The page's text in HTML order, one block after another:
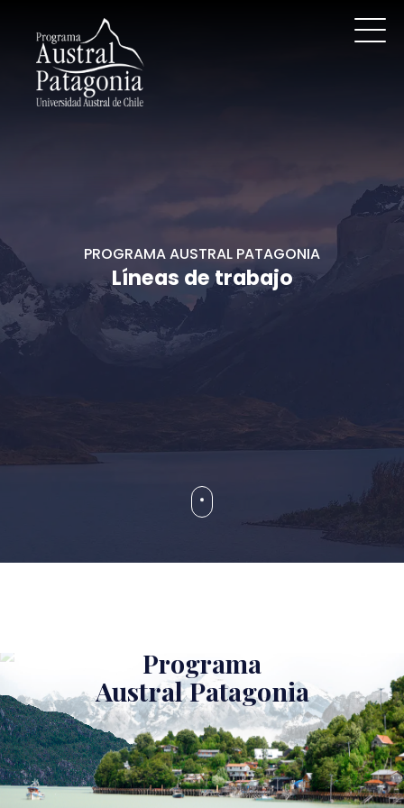
PROGRAMA AUSTRAL PATAGONIA
Líneas de trabajo
Programa
Austral Patagonia